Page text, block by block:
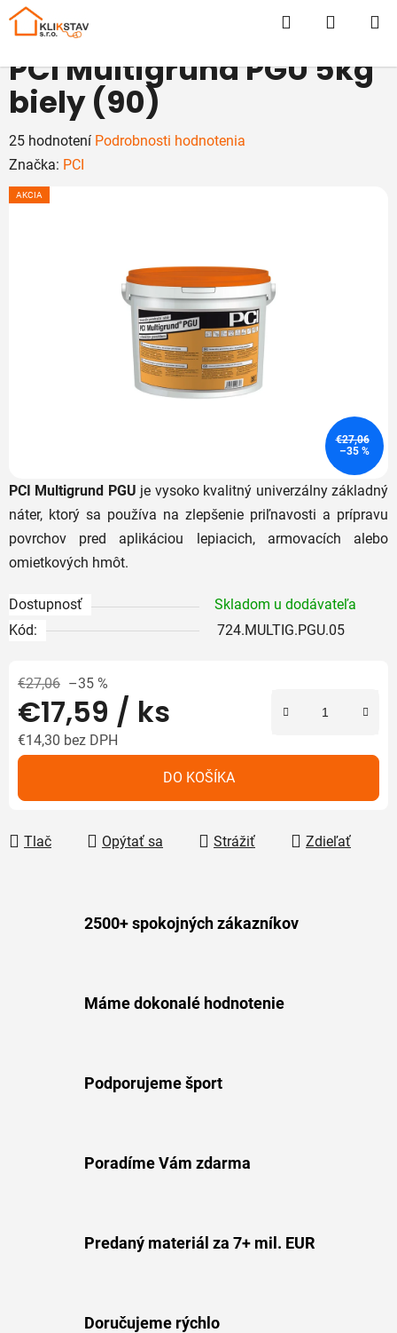
Prejsť
Hľadať
PCI Multigrund PGU je vysoko kvalitný univerzálny základný
náter, ktorý sa používa na zlepšenie priľnavosti a prípravu
povrchov pred aplikáciou lepiacich, armovacích alebo
omietkových hmôt.
Dostupnosť
Skladom u dodávateľa
Kód:
724.MULTIG.PGU.05
€27,06 –35 %
€17,59 / ks
€14,30 bez DPH
DO KOŠÍKA
Tlač Opýtať sa Strážiť Zdieľať
PCI Multigrund PGU 5kg
biely (90)
Priemerné
hodnotenie
produktu
25 hodnotení Podrobnosti hodnotenia
Značka: PCI
AKCIA
€27,06
–35 %
2500+ spokojných zákazníkov
Máme dokonalé hodnotenie
Podporujeme šport
Poradíme Vám zdarma
Predaný materiál za 7+ mil. EUR
Doručujeme rýchlo